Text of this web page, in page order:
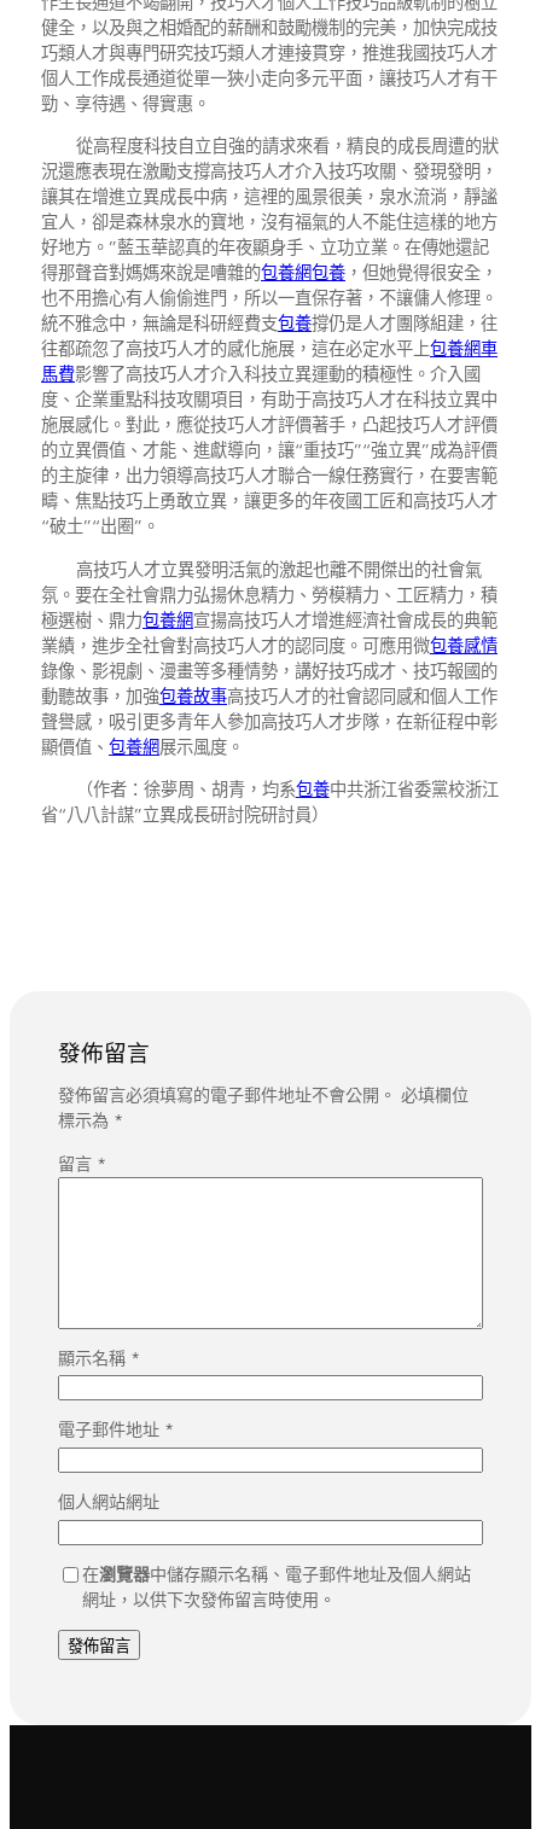
健全，以及與之相婚配的薪酬和鼓勵機制的完美，加快完成技
巧類人才與專門研究技巧類人才連接貫穿，推進我國技巧人才
個人工作成長通道從單一狹小走向多元平面，讓技巧人才有干
勁、享待遇、得實惠。
從高程度科技自立自強的請求來看，精良的成長周遭的狀
況還應表現在激勵支撐高技巧人才介入技巧攻關、發現發明，
讓其在增進立異成長中病，這裡的風景很美，泉水流淌，靜謐
宜人，卻是森林泉水的寶地，沒有福氣的人不能住這樣的地方
好地方。”藍玉華認真的年夜顯身手、立功立業。在傳她還記
得那聲音對媽媽來說是嘈雜的包養網包養 ，但她覺得很安全，
也不用擔心有人偷偷進門，所以一直保存著，不讓傭人修理。
統不雅念中，無論是科研經費支包養撐仍是人才團隊組建，往
往都疏忽了高技巧人才的感化施展，這在必定水平上包養網車
馬費影響了高技巧人才介入科技立異運動的積極性。介入國
度、企業重點科技攻關項目，有助于高技巧人才在科技立異中
施展感化。對此，應從技巧人才評價著手，凸起技巧人才評價
的立異價值、才能、進獻導向，讓“重技巧”“強立異”成為評價
的主旋律，出力領導高技巧人才聯合一線任務實行，在要害範
疇、焦點技巧上勇敢立異，讓更多的年夜國工匠和高技巧人才
“破土”“出圈”。
高技巧人才立異發明活氣的激起也離不開傑出的社會氣
氛。要在全社會鼎力弘揚休息精力、勞模精力、工匠精力，積
極選樹、鼎力包養網宣揚高技巧人才增進經濟社會成長的典範
業績，進步全社會對高技巧人才的認同度。可應用微包養感情
錄像、影視劇、漫畫等多種情勢，講好技巧成才、技巧報國的
動聽故事，加強包養故事高技巧人才的社會認同感和個人工作
聲譽感，吸引更多青年人參加高技巧人才步隊，在新征程中彰
顯價值、 包養網展示風度。
（作者：徐夢周、胡青，均系包養中共浙江省委黨校浙江
省“八八計謀”立異成長研討院研討員）
發佈留言
發佈留言必須填寫的電子郵件地址不會公開。 必填欄位
標示為 *
留言 *
顯示名稱 *
電子郵件地址 *
個人網站網址
在瀏覽器中儲存顯示名稱、電子郵件地址及個人網站
網址，以供下次發佈留言時使用。